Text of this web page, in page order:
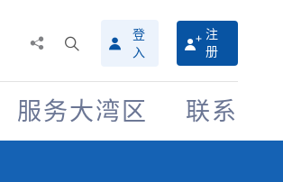
搜
寻
介
面
登
入
注
册
服务大湾区 联系